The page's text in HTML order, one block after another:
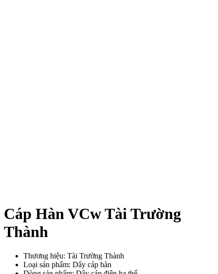
Cáp Hàn VCw Tài Trường
Thành
Thương hiệu: Tài Trường Thành
Loại sản phẩm: Dây cáp hàn